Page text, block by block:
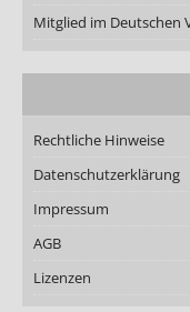
Mitglied im Deutschen
Rechtliche Hinweise
Datenschutzerklärung
Impressum
AGB
Lizenzen